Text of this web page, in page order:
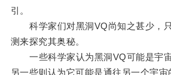
引。
科学家们对黑洞VQ尚知之甚少，只
测来探究其奥秘。
一些科学家认为黑洞VQ可能是宇
另一些则认为它可能是通往另一个宇宙